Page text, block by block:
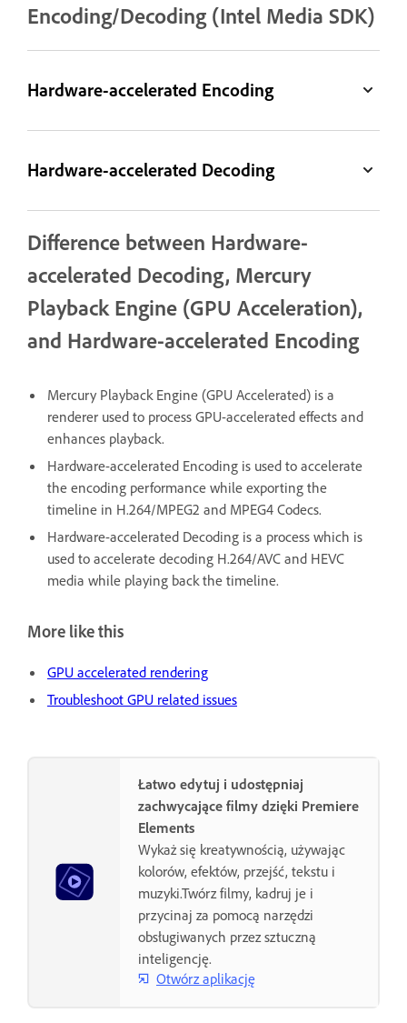
Encoding/Decoding (Intel Media SDK)
Hardware-accelerated Encoding
Hardware-accelerated Decoding
Difference between Hardware-
accelerated Decoding, Mercury
Playback Engine (GPU Acceleration),
and Hardware-accelerated Encoding
Mercury Playback Engine (GPU Accelerated) is a
renderer used to process GPU-accelerated effects and
enhances playback.
Hardware-accelerated Encoding is used to accelerate
the encoding performance while exporting the
timeline in H.264/MPEG2 and MPEG4 Codecs.
Hardware-accelerated Decoding is a process which is
used to accelerate decoding H.264/AVC and HEVC
media while playing back the timeline.
More like this
GPU accelerated rendering
Troubleshoot GPU related issues
Łatwo edytuj i udostępniaj
zachwycające filmy dzięki Premiere
Elements
Wykaż się kreatywnością, używając
kolorów, efektów, przejść, tekstu i
muzyki.Twórz filmy, kadruj je i
przycinaj za pomocą narzędzi
obsługiwanych przez sztuczną
inteligencję.
Otwórz aplikację